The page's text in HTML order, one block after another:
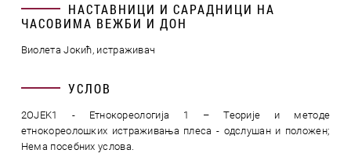
НАСТАВНИЦИ И САРАДНИЦИ НА
ЧАСОВИМА ВЕЖБИ И ДОН
Виолета Јокић, истраживач
УСЛОВ
2OJEK1 - Етнокореологија 1 – Теорије и методе
етнокореолошких истраживања плеса - одслушан и положен;
Нема посебних услова.